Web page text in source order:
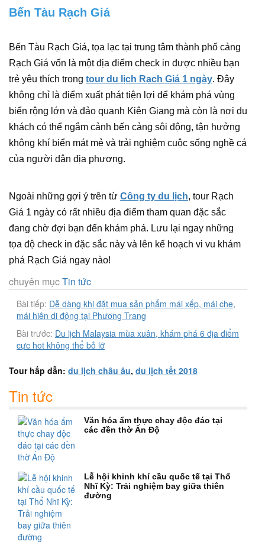
Bến Tàu Rạch Giá
Bến Tàu Rạch Giá, tọa lạc tại trung tâm thành phố cảng
Rạch Giá vốn là một địa điểm check in được nhiều bạn
trẻ yêu thích trong tour du lịch Rạch Giá 1 ngày. Đây
không chỉ là điểm xuất phát tiện lợi để khám phá vùng
biển rộng lớn và đảo quanh Kiên Giang mà còn là nơi du
khách có thể ngắm cảnh bến cảng sôi động, tận hưởng
không khí biển mát mẻ và trải nghiệm cuộc sống nghề cá
của người dân địa phương.
Ngoài những gợi ý trên từ Công ty du lịch, tour Rạch
Giá 1 ngày có rất nhiều địa điểm tham quan đặc sắc
đang chờ đợi bạn đến khám phá. Lưu lại ngay những
tọa độ check in đặc sắc này và lên kế hoạch vi vu khám
phá Rạch Giá ngay nào!
chuyên mụcTin tức
Bài tiếp: Dễ dàng khi đặt mua sản phẩm mái xếp, mái che,
mái hiên di động tại Phương Trang
Bài trước: Du lịch Malaysia mùa xuân, khám phá 6 địa điểm
cực hot không thể bỏ lỡ
Tour hấp dẫn: du lịch châu âu, du lịch tết 2018
Tin tức
Văn hóa ẩm thực chay độc đáo tại
các đền thờ Ấn Độ
Lễ hội khinh khí cầu quốc tế tại Thổ
Nhĩ Kỳ: Trải nghiệm bay giữa thiên
đường